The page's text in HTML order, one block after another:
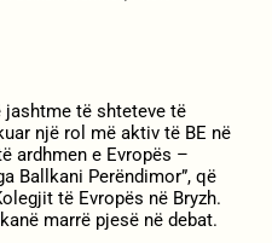
jashtme të shteteve të
një rol më aktiv të BE në
ardhmen e Evropës –
Ballkani Perëndimor”, që
të Evropës në Bryzh.
marrë pjesë në debat.